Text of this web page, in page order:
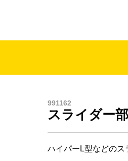
部品
991162
スライダー
ハイパーL型などのス